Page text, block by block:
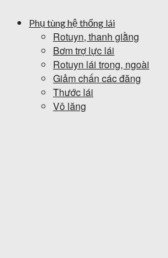
Phụ tùng hệ thống lái
Rotuyn, thanh giằng
Bơm trợ lực lái
Rotuyn lái trong, ngoài
Giảm chấn các đăng
Thước lái
Vô lăng